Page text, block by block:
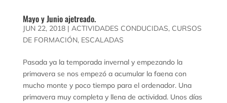
Mayo y Junio ajetreado.
JUN 22, 2018| ACTIVIDADES CONDUCIDAS, CURSOS
DE FORMACIÓN, ESCALADAS
Pasada ya la temporada invernal y empezando la
primavera se nos empezó a acumular la faena con
mucho monte y poco tiempo para el ordenador. Una
primavera muy completa y llena de actividad. Unos días